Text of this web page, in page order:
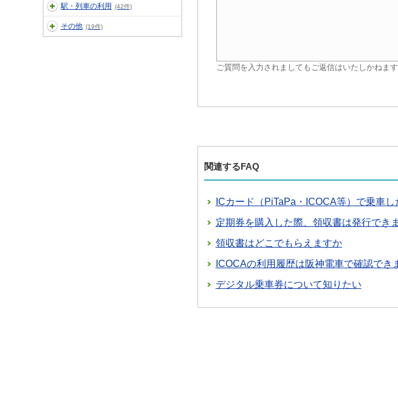
駅・列車の利用 (42件)
その他 (19件)
ご質問を入力されましてもご返信はいたしかねます
関連するFAQ
ICカード（PiTaPa・ICOCA等）で乗車
定期券を購入した際、領収書は発行でき
領収書はどこでもらえますか
ICOCAの利用履歴は阪神電車で確認でき
デジタル乗車券について知りたい